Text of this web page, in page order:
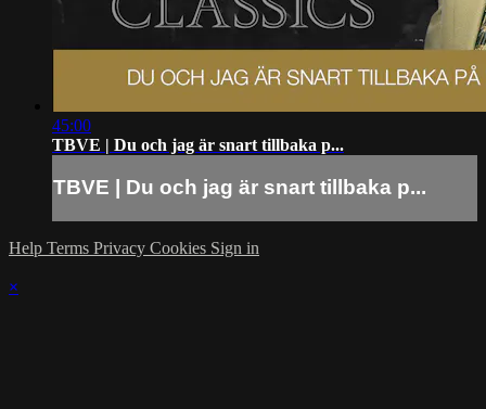
45:00
TBVE | Du och jag är snart tillbaka p...
TBVE | Du och jag är snart tillbaka p...
Help Terms Privacy Cookies Sign in
×